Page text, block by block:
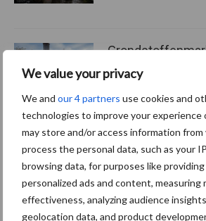
We value your privacy
We and our 4 partners use cookies and
technologies to improve your experience
may store and/or access information from
process the personal data, such as your
browsing data, for purposes like
personalized ads and content, measuring
effectiveness, analyzing audience
geolocation data, and product
grillig: droogte en
geopolitiek
in de greep
De speenhuid:
onderschatte
voor mastitis